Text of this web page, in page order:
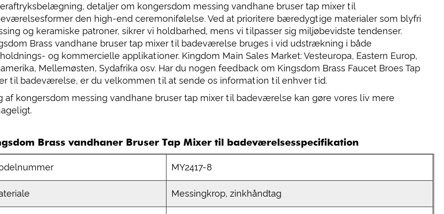
detaljer om kongersdom messing vandhane bruser tap mixer til
den high-end ceremonifølelse. Ved at prioritere bæredygtige materialer som blyfri
og keramiske patroner, sikrer vi holdbarhed, mens vi tilpasser sig miljøbevidste tendenser.
Brass vandhane bruser tap mixer til badeværelse bruges i vid udstrækning i både
og kommercielle applikationer. Kingdom Main Sales Market: Vesteuropa, Eastern Europ,
Mellemøsten, Sydafrika osv. Har du nogen feedback om Kingsdom Brass Faucet Broes Tap
til badeværelse, er du velkommen til at sende os information til enhver tid.
af kongersdom messing vandhane bruser tap mixer til badeværelse kan gøre vores liv mere
Brass vandhaner Bruser Tap Mixer til badeværelsesspecifikation
MY2417-8
Messingkrop, zinkhåndtag